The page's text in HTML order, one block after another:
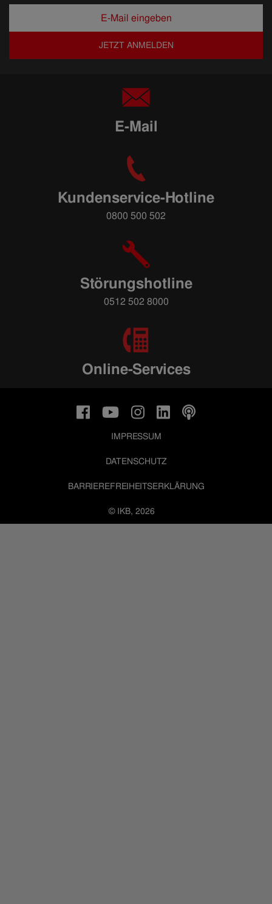
JETZT ANMELDEN
E-Mail
Kundenservice-Hotline
0800 500 502
Störungshotline
0512 502 8000
Online-Services
© IKB, 2026
IMPRESSUM
DATENSCHUTZ
BARRIEREFREIHEITSERKLÄRUNG